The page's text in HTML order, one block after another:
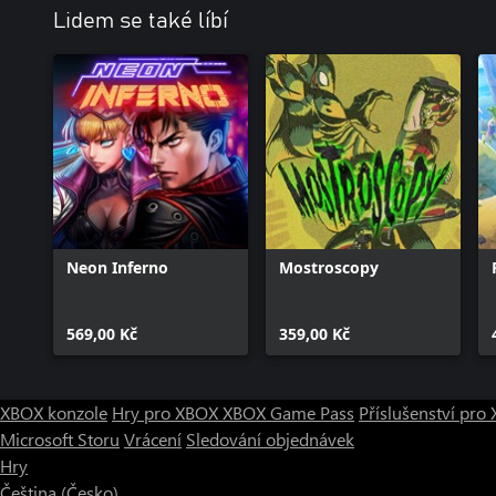
Lidem se také líbí
Neon Inferno
569,00 Kč
Mostroscopy
359,00 Kč
XBOX konzole Hry pro XBOXXBOX Game Pass Příslušenství pro
Microsoft Storu Vrácení Sledování objednávek
Hry